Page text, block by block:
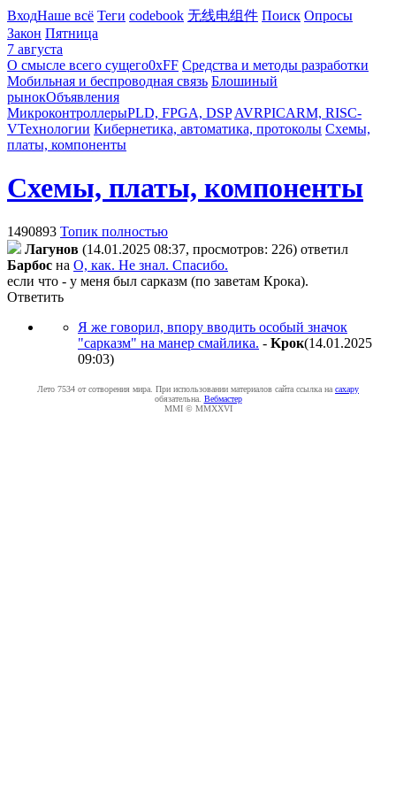
ВходНаше всё Теги codebook 无线电组件 Поиск Опросы
Закон Пятница
7 августа
О смысле всего сущего0xFF Средства и методы разработки
Мобильная и беспроводная связь Блошиный
рынокОбъявления
МикроконтроллерыPLD, FPGA, DSP AVRPICARM, RISC-
VТехнологии Кибернетика, автоматика, протоколы Схемы,
платы, компоненты
Схемы, платы, компоненты
1490893 Топик полностью
Лaгyнoв (14.01.2025 08:37, просмотров: 226) ответил
Бapбoc на О, как. Не знал. Спасибо.
если что - у меня был сарказм (по заветам Крока).
Ответить
Я же говорил, впору вводить особый значок
"сарказм" на манер смайлика. - Kpoк(14.01.2025
09:03)
Лето 7534 от сотворения мира. При использовании материалов сайта ссылка на caxapу
обязательна. Вебмастер
MMI © MMXXVI